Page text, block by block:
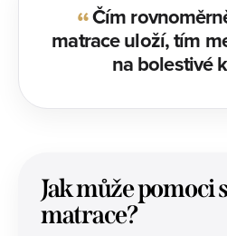
Čím
matrace uloží, tím
na bolestivé
Jak může pomoci
matrace?